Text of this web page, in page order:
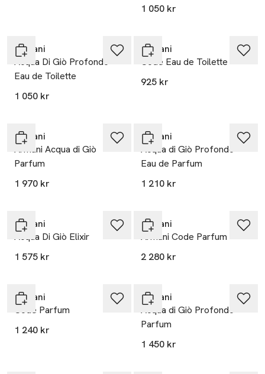
Parfum
1 050 kr
Armani
Acqua Di Giò Profondo
Eau de Toilette
1 050 kr
Armani
Code Eau de Toilette
925 kr
Armani
Armani Acqua di Giò
Parfum
1 970 kr
Armani
Acqua di Giò Profondo
Eau de Parfum
1 210 kr
Armani
Acqua Di Giò Elixir
1 575 kr
Armani
Armani Code Parfum
2 280 kr
Armani
Code Parfum
1 240 kr
Armani
Acqua di Giò Profondo
Parfum
1 450 kr